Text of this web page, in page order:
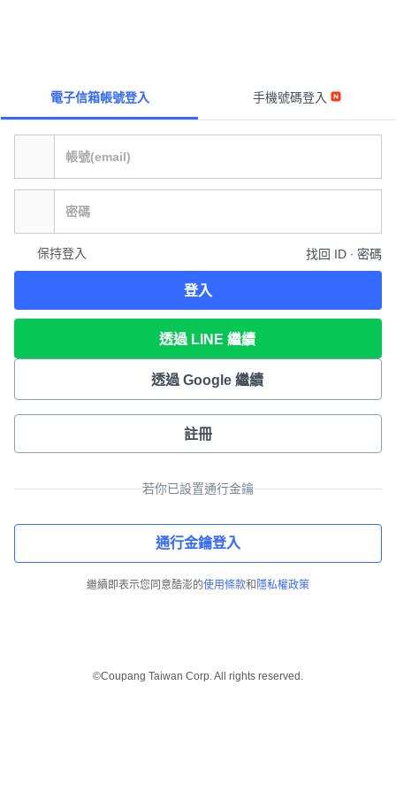
電子信箱帳號登入 手機號碼登入
保持登入 找回 ID ∙ 密碼
登入
透過 LINE 繼續
透過 Google 繼續
註冊
若你已設置通行金鑰
通行金鑰登入
繼續即表示您同意酷澎的使用條款和 隱私權政策
©Coupang Taiwan Corp. All rights reserved.